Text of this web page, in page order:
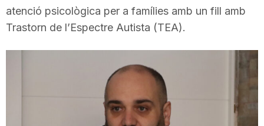
a
atenció psicològica per a famílies amb un fill amb
Trastorn de l’Espectre Autista (TEA).